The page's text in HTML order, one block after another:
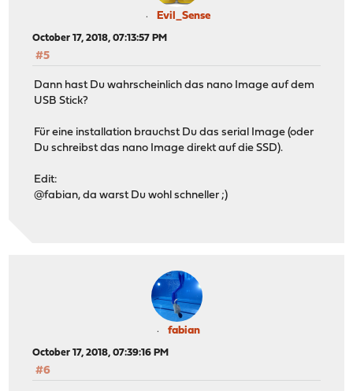
Evil_Sense
October 17, 2018, 07:13:57 PM
#5
Dann hast Du wahrscheinlich das nano Image auf dem
USB Stick?
Für eine installation brauchst Du das serial Image (oder
Du schreibst das nano Image direkt auf die SSD).
Edit:
@fabian, da warst Du wohl schneller ;)
fabian
October 17, 2018, 07:39:16 PM
#6